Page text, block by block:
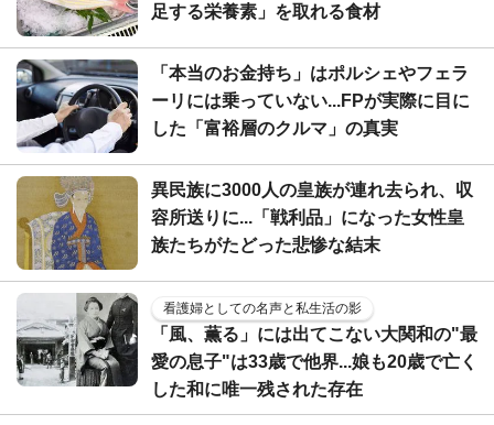
足する栄養素」を取れる食材
「本当のお金持ち」はポルシェやフェラ
ーリには乗っていない...FPが実際に目に
した「富裕層のクルマ」の真実
異民族に3000人の皇族が連れ去られ、収
容所送りに...「戦利品」になった女性皇
族たちがたどった悲惨な結末
看護婦としての名声と私生活の影
「風、薫る」には出てこない大関和の"最
愛の息子"は33歳で他界...娘も20歳で亡く
した和に唯一残された存在